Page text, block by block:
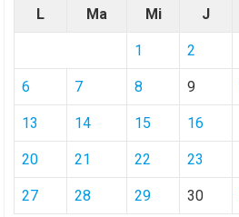
L Ma Mi J
1 2
6 7 8 9
13 14 15 16
20 21 22 23
27 28 29 30